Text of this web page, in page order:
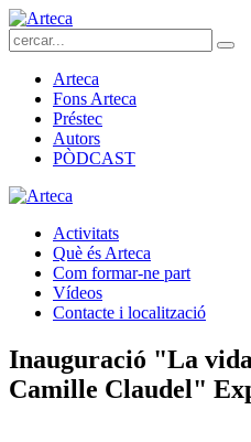
Arteca
Fons Arteca
Préstec
Autors
PÒDCAST
Activitats
Què és Arteca
Com formar-ne part
Vídeos
Contacte i localització
Inauguració "La
Camille Claudel"